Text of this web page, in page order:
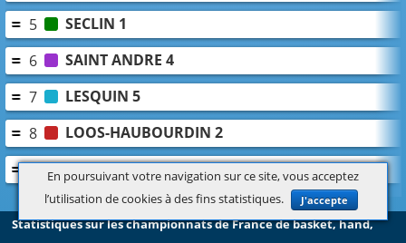
5
SECLIN 1
6
SAINT ANDRE 4
7
LESQUIN 5
8
LOOS-HAUBOURDIN 2
9
VILLENEUVE D'ASCQ 1
En poursuivant votre navigation sur ce site, vous acceptez
l’utilisation de cookies à des fins statistiques.
J'accepte
Statistiques sur les championnats de France de basket, hand,